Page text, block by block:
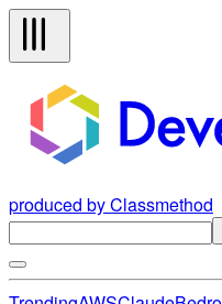
produced by Classmethod